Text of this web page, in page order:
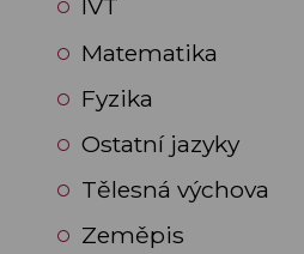
IVT
Matematika
Fyzika
Ostatní jazyky
Tělesná výchova
Zeměpis